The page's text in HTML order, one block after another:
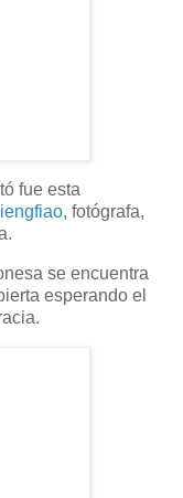
fue esta
, fotógrafa,
se encuentra
esperando el